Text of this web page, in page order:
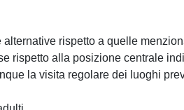
rispetto a quelle
rispetto alla posizione centrale
la visita regolare dei luoghi